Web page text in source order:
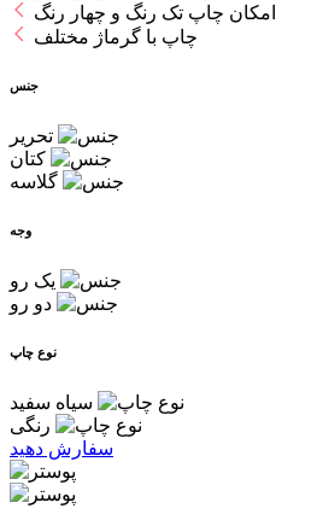
امکان چاپ تک رنگ و چهار رنگ
چاپ با گرماژ مختلف
جنس
وجه
نوع چاپ
سفارش دهید